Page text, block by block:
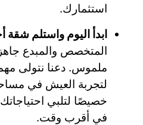
استثمارك.
ابدأ اليوم واستلم شقة
المتخصص والمبدع
ملموس. دعنا نتولى
لتجربة العيش في
خصيصًا لتلبي
في أقرب وقت.